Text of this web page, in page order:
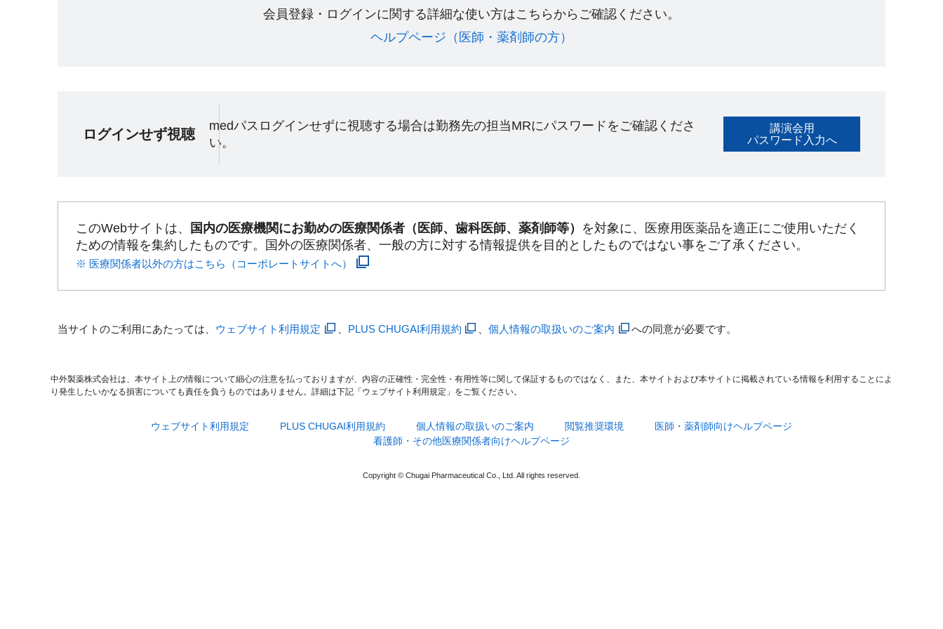
会員登録・ログインに関する詳細な使い方はこちらからご確認ください。​
ヘルプページ（医師・薬剤師の方）​
ログインせず視聴
medパスログインせずに視聴する場合は勤務先の担当MRにパスワードをご確認くださ
い。
講演会用
パスワード入力へ
このWebサイトは、 国内の医療機関にお勤めの医療関係者（医師、歯科医師、薬剤師等） を対象に、医療用医薬品を適正にご使用いただく
ための情報を集約したものです。国外の医療関係者、一般の方に対する情報提供を目的としたものではない事をご了承ください。
※ 医療関係者以外の方はこちら（コーポレートサイトへ）
当サイトのご利用にあたっては、 ウェブサイト利用規定 PLUS CHUGAI利用規約 、個人情報の取扱いのご案内 への同意が必要です。
中外製薬株式会社は、本サイト上の情報について細心の注意を払っておりますが、内容の正確性・完全性・有用性等に関して保証するものではなく、また、本サイトおよび本サイトに掲載されている情報を利用することによ
り発生したいかなる損害についても責任を負うものではありません。詳細は下記「ウェブサイト利用規定」をご覧ください。
ウェブサイト利用規定 PLUS CHUGAI利用規約 個人情報の取扱いのご案内 閲覧推奨環境
医師・薬剤師向けヘルプページ
看護師・その他医療関係者向けヘルプページ
Copyright © Chugai Pharmaceutical Co., Ltd. All rights reserved.